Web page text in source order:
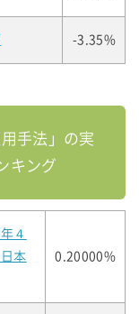
-3.35%
手法」の実
キング
４
本
0.20000%